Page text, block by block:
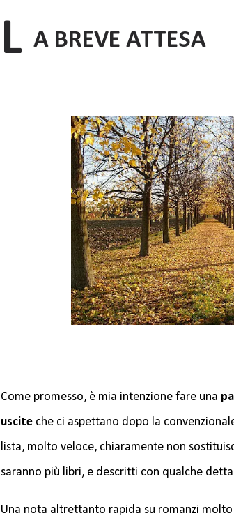
L A BREVE ATTESA
Come promesso, è mia intenzione fare una
uscite che ci aspettano dopo la
lista, molto veloce, chiaramente non
saranno più libri, e descritti con qualche
Una nota altrettanto rapida su romanzi